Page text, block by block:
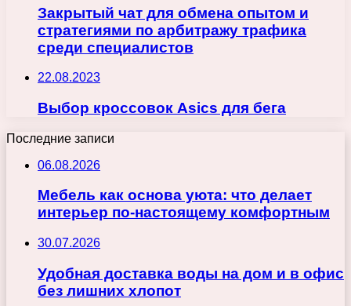
Закрытый чат для обмена опытом и
стратегиями по арбитражу трафика
среди специалистов
22.08.2023
Выбор кроссовок Asics для бега
Последние записи
06.08.2026
Мебель как основа уюта: что делает
интерьер по-настоящему комфортным
30.07.2026
Удобная доставка воды на дом и в офис
без лишних хлопот